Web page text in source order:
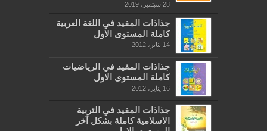
28 سبتمبر، 2019
جذاذات المفيد في اللغة العربية
كاملة المستوى الاول
14 يناير، 2012
جذاذات المفيد في الرياضيات
كاملة المستوى الاول
16 يناير، 2012
جذاذات المفيد في التربية
الاسلامية كاملة بشكل آخر